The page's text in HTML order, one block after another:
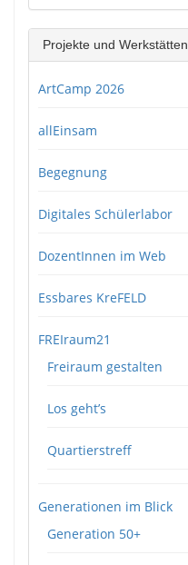
Projekte und Werkstätten
ArtCamp 2026
allEinsam
Begegnung
Digitales Schülerlabor
DozentInnen im Web
Essbares KreFELD
FREIraum21
Freiraum gestalten
Los geht’s
Quartierstreff
Generationen im Blick
Generation 50+